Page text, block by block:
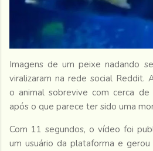
Imagens de um peixe nadando
viralizaram na rede social Reddit.
o animal sobrevive com cerca
após o que parece ter sido uma
Com 11 segundos, o vídeo foi
um usuário da plataforma e